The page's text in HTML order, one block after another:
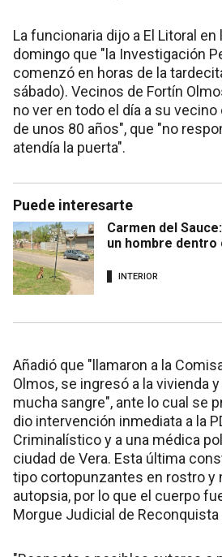
La funcionaria dijo a El Litoral en
domingo que "la Investigación
comenzó en horas de la
sábado). Vecinos de Fortín
no ver en todo el día a su
de unos 80 años", que "no
atendía la puerta".
Puede interesarte
Carmen del
un hombre dentro
INTERIOR
Añadió que "llamaron a la
Olmos, se ingresó a la vivienda
mucha sangre", ante lo cual se
dio intervención inmediata a la
Criminalístico y a una médica
ciudad de Vera. Esta última
tipo cortopunzantes en rostro y
autopsia, por lo que el cuerpo
Morgue Judicial de